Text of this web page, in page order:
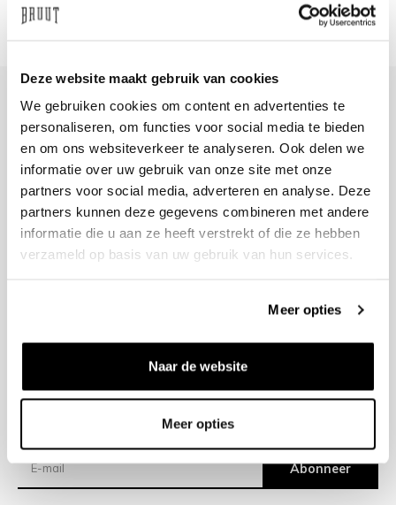
Deze website maakt gebruik van cookies
We gebruiken cookies om content en advertenties te
personaliseren, om functies voor social media te bieden
en om ons websiteverkeer te analyseren. Ook delen we
informatie over uw gebruik van onze site met onze
partners voor social media, adverteren en analyse. Deze
partners kunnen deze gegevens combineren met andere
informatie die u aan ze heeft verstrekt of die ze hebben
verzameld op basis van uw gebruik van hun services.
Meer opties
Naar de website
Meer opties
+31 23 205 2006
info@bruut.nl
Contact Formulier
Open 11:00 - 18:30
OPENINGSTIJDEN
Verzending
Abonneer